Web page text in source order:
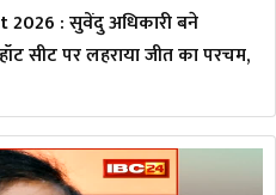
: सुवेंदु अधिकारी बने
सीट पर लहराया जीत का परचम,